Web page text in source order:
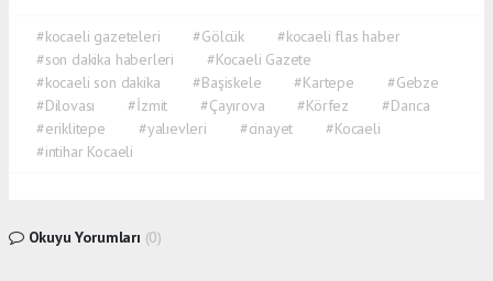
#kocaeli gazeteleri #Gölcük
#kocaeli flas haber
#son dakika haberleri
#Kocaeli Gazete
#kocaeli son dakika
#Başiskele #Kartepe
#Gebze
#Dilovası
#İzmit #Çayırova #Körfez
#Darıca
#eriklitepe
#yalıevleri #cinayet
#Kocaeli
#intihar Kocaeli
Okuyu Yorumları (0)